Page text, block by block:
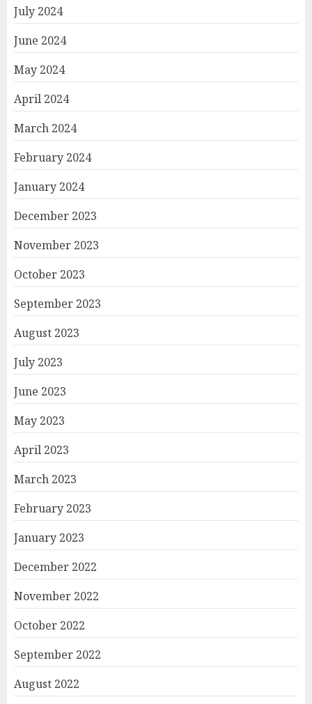
July 2024
June 2024
May 2024
April 2024
March 2024
February 2024
January 2024
December 2023
November 2023
October 2023
September 2023
August 2023
July 2023
June 2023
May 2023
April 2023
March 2023
February 2023
January 2023
December 2022
November 2022
October 2022
September 2022
August 2022